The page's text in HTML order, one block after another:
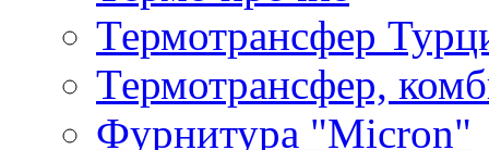
Термотрансфер
Термотрансфер,
Фурнитура "Micron"